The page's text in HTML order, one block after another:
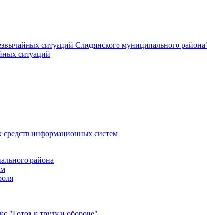
ситуаций Слюдянского муниципального
ситуаций
средств информационных систем
района
"Готов к труду и обороне"